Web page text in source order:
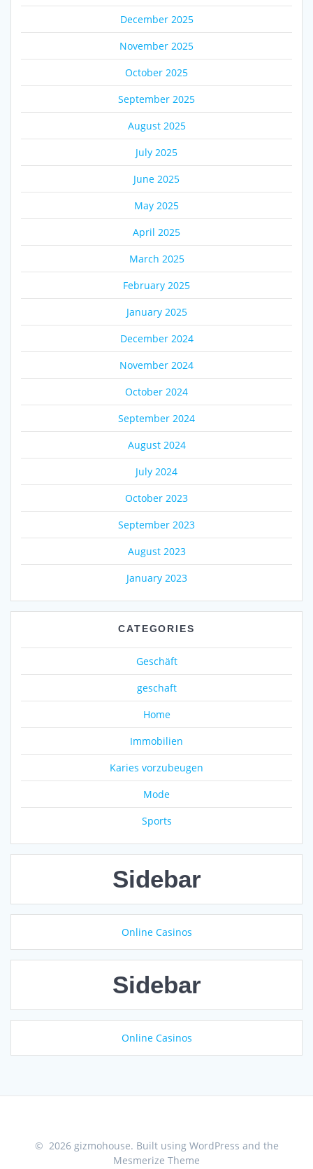
December 2025
November 2025
October 2025
September 2025
August 2025
July 2025
June 2025
May 2025
April 2025
March 2025
February 2025
January 2025
December 2024
November 2024
October 2024
September 2024
August 2024
July 2024
October 2023
September 2023
August 2023
January 2023
CATEGORIES
Geschäft
geschaft
Home
Immobilien
Karies vorzubeugen
Mode
Sports
Sidebar
Online Casinos
Sidebar
Online Casinos
© 2026 gizmohouse. Built using WordPress and the
Mesmerize Theme